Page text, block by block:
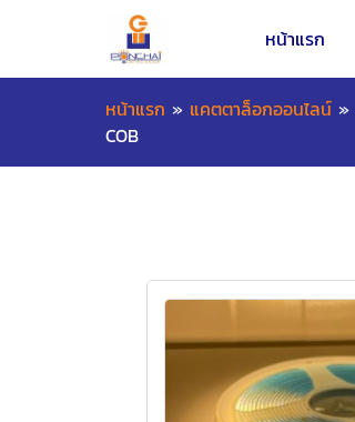
หน้าแรก
หน้าแรก » แคตตาล็อกออนไลน์ »
COB